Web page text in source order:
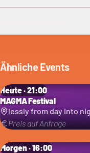
Ähnliche Events
Heute · 21:00
MAGMA Festival
Preis auf Anfrage
Morgen · 16:00